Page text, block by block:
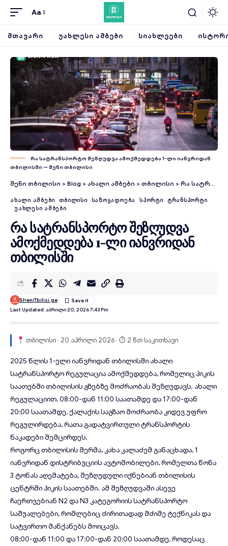
Aa
ᲛᲗᲐᲕᲐᲠᲘ ᲣᲐᲮᲚᲔᲡᲘ ᲐᲛᲑᲔᲑᲘ ᲡᲘᲐᲮᲚᲔᲔᲑᲘ
რა სატრანსპორტო შეზღუდვა ამოქმედდება 1-ლი იანვრიდან
თბილისში — შენი თბილისი
შენი თბილისი > Blog > ახალი ამბები > თბილისი > რა სატრანსპორტო შეზღუდვა ამოქმედდება 1-ლი იანვრიდან თბილისში
ᲐᲮᲐᲚᲘ ᲐᲛᲑᲔᲑᲘ ᲗᲑᲘᲚᲘᲡᲘ ᲡᲐᲖᲝᲒᲐᲓᲝᲔᲑᲐ ᲡᲞᲝᲠᲢᲘ
ᲢᲠᲐᲜᲡᲞᲝᲠᲢᲘ
ᲣᲐᲮᲚᲔᲡᲘ ᲐᲛᲑᲔᲑᲘ
რა სატრანსპორტო შეზღუდვა
ამოქმედდება 1-ლი იანვრიდან
თბილისში
Last Updated: Აპრილი 20, 2026 7:43 Pm
SheniTbilisi.ge
თბილისი · 20 აპრილი 2026 · ⏱ 2 წთ საკითხავი
2025 წლის 1-ელი იანვრიდან თბილისშიახალი
სატრანსპორტორეგულაციაამოქმედდება, რომელიც პიკის
საათებში თბილისის გზებზე მოძრაობას შეზღუდავს. ახალი
რეგულაციით, 08:00-დან 11:00 საათამდე და 17:00-დან
20:00 საათამდე, ქალაქის საგზაო მოძრაობა კიდევ უფრო
რეგულირდება, რათა გადატვირთული ტრანსპორტის
ნაკადები შემცირდეს.
როგორც თბილისის მერმა, კახა კალაძემ განაცხადა, 1
იანვრიდან დისტრიბუციის ავტომობილები, რომელთა წონა
3 ტონას აღემატება, შეზღუდული იქნებიან თბილისის
ცენტრში პიკის საათებში. ამ შეზღუდვაში ასევე
ჩაერთვებიან N2 და N3 კატეგორიის სატრანსპორტო
საშუალებები, რომლებიც ძირითადად მძიმე ტექნიკას და
სატვირთო მანქანებს მოიცავს.
08:00-დან 11:00 და 17:00-დან 20:00 საათამდე, როდესაც